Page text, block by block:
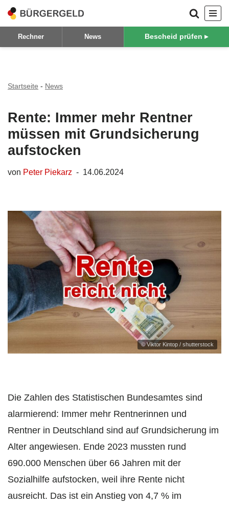
Zum
Inhalt
Rechner News Bescheid prüfen ▸
Startseite - News
Rente: Immer mehr Rentner
müssen mit Grundsicherung
aufstocken
von Peter Piekarz 14.06.2024
© Viktor Kintop / shutterstock
Die Zahlen des Statistischen Bundesamtes sind
alarmierend: Immer mehr Rentnerinnen und
Rentner in Deutschland sind auf Grundsicherung im
Alter angewiesen. Ende 2023 mussten rund
690.000 Menschen über 66 Jahren mit der
Sozialhilfe aufstocken, weil ihre Rente nicht
ausreicht. Das ist ein Anstieg von 4,7 % im